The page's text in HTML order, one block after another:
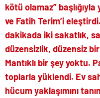
kötü olamaz” başlığıyla
ve Fatih Terim’i
dakikada iki sakatlık,
düzensizlik, düzensiz bir
Mantıklı bir şey yoktu.
toplarla yüklendi. Ev
hücum yaklaşımını